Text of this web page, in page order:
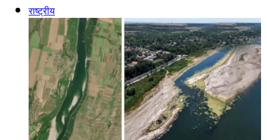
राष्ट्रीय